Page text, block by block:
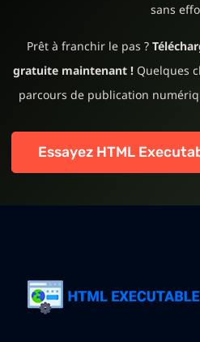
sans
Prêt à franchir le pas ?
gratuite maintenant !Quelques
parcours de publication
Essayez HTML